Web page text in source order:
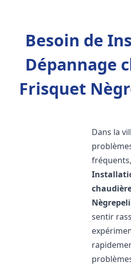
Besoin de
Dépannage
Frisquet
Dans la
sentir